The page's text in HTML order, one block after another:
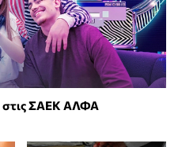
στις ΣΑΕΚ ΑΛΦΑ